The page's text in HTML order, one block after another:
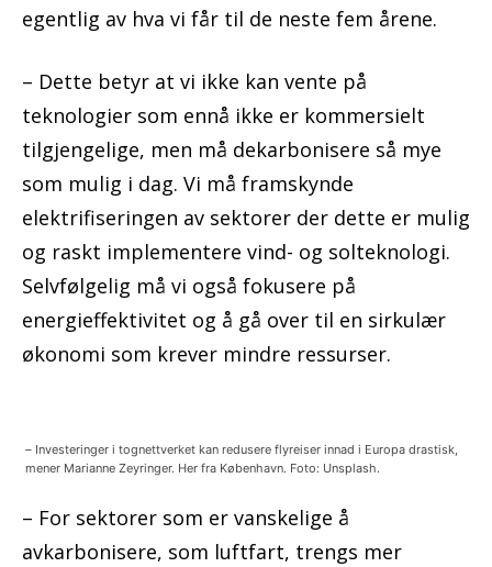
egentlig av hva vi får til de neste fem årene.
– Dette betyr at vi ikke kan vente på
teknologier som ennå ikke er kommersielt
tilgjengelige, men må dekarbonisere så mye
som mulig i dag. Vi må framskynde
elektrifiseringen av sektorer der dette er mulig
og raskt implementere vind- og solteknologi.
Selvfølgelig må vi også fokusere på
energieffektivitet og å gå over til en sirkulær
økonomi som krever mindre ressurser.
– Investeringer i tognettverket kan redusere flyreiser innad i Europa drastisk,
mener Marianne Zeyringer. Her fra København. Foto: Unsplash.
– For sektorer som er vanskelige å
avkarbonisere, som luftfart, trengs mer